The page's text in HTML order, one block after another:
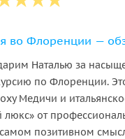
Наталью за
по Флоренции.
Медичи и
люкс» от
самом позитивном